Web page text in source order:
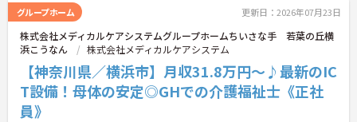
度や、独自のマネジメント研修など、働きながら着
実に専門性を高められる教育体制も万全に整ってい
ます。
★おすすめPOINT★
【最新のICT設備による業務効率化で心身の負担を軽
減できます】
・睡眠見守りセンサーや音声記録システムを導入し
スタッフの業務負荷を減らしています
グループホーム 更新日：2026年07月23日
株式会社メディカルケアシステムグループホームちいさな手 若葉の丘横
浜こうなん
株式会社メディカルケアシステム
【神奈川県／横浜市】月収31.8万円～♪最新のIC
T設備！母体の安定◎GHでの介護福祉士《正社
員》